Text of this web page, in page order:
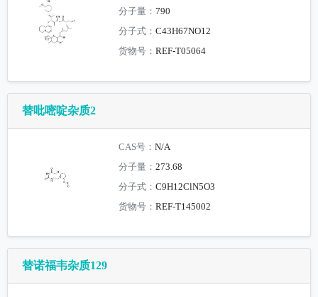
分子量：790
分子式：C43H67NO12
货物号：REF-T05064
替吡嘧啶杂质2
CAS号：N/A
分子量：273.68
分子式：C9H12ClN5O3
货物号：REF-T145002
替诺福韦杂质129